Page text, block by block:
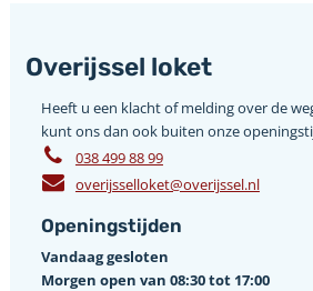
Overijssel loket
Heeft u een klacht of melding over de
kunt ons dan ook buiten onze
038 499 88 99
overijsselloket@overijssel.nl
Openingstijden
Vandaag gesloten
Morgen open van 08:30 tot 17:00